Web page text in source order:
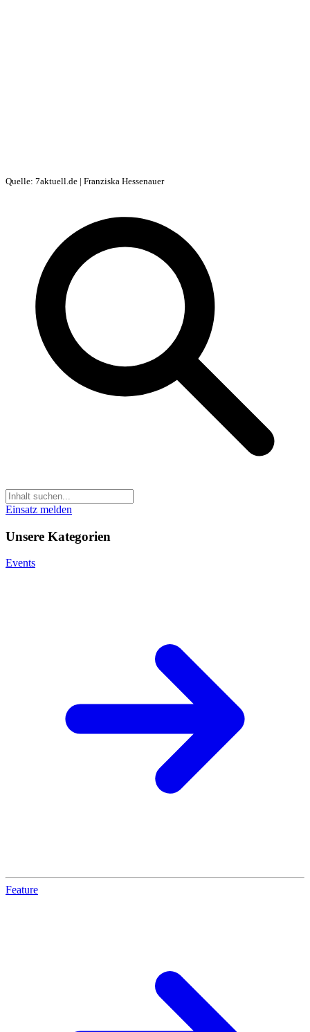
Quelle: 7aktuell.de | Franziska Hessenauer
Einsatz melden
Unsere Kategorien
Events
Feature